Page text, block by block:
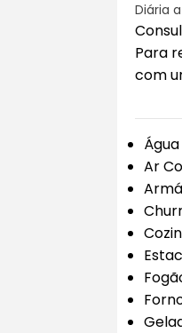
Diária
Para
com
Ar